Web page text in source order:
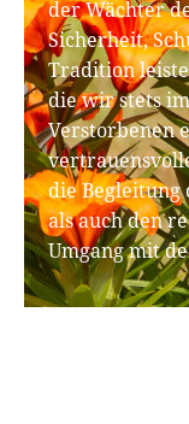
der Wächter
Sicherheit,
Tradition
die wir stets
Verstorbenen
die
als auch den
Umgang mit